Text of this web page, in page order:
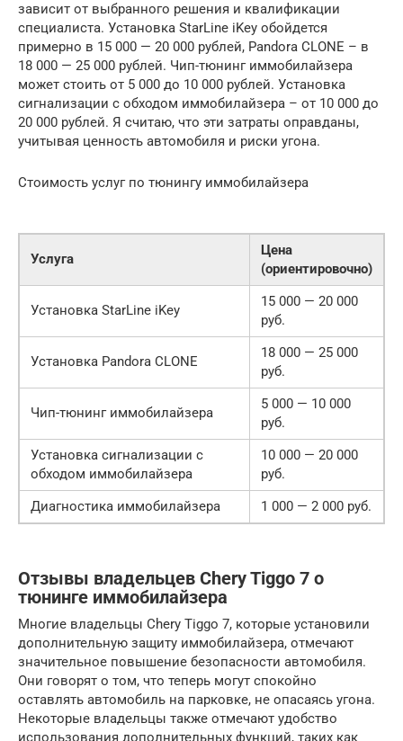
зависит от выбранного решения и квалификации
специалиста. Установка StarLine iKey обойдется
примерно в 15 000 — 20 000 рублей, Pandora CLONE – в
18 000 — 25 000 рублей. Чип-тюнинг иммобилайзера
может стоить от 5 000 до 10 000 рублей. Установка
сигнализации с обходом иммобилайзера – от 10 000 до
20 000 рублей. Я считаю, что эти затраты оправданы,
учитывая ценность автомобиля и риски угона.
Стоимость услуг по тюнингу иммобилайзера
Услуга
Цена
(ориентировочно)
Установка StarLine iKey
15 000 — 20 000
руб.
Установка Pandora CLONE
18 000 — 25 000
руб.
Чип-тюнинг иммобилайзера
5 000 — 10 000
руб.
Установка сигнализации с
обходом иммобилайзера
10 000 — 20 000
руб.
Диагностика иммобилайзера
1 000 — 2 000 руб.
Отзывы владельцев Chery Tiggo 7 о
тюнинге иммобилайзера
Многие владельцы Chery Tiggo 7, которые установили
дополнительную защиту иммобилайзера, отмечают
значительное повышение безопасности автомобиля.
Они говорят о том, что теперь могут спокойно
оставлять автомобиль на парковке, не опасаясь угона.
Некоторые владельцы также отмечают удобство
использования дополнительных функций, таких как